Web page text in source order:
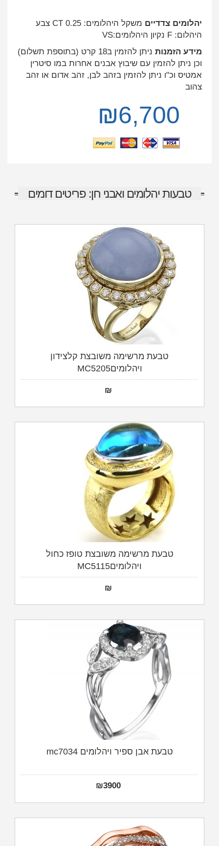
יהלומים צדדיים
משקל היהלומים: 0.25 CT צבע
היהלום: F נקיון היהלומים:VS
מידע הזמנות
ניתן להזמין ב18 קרט (בתוספת תשלום)
וכן ניתן להזמין עם שיבוץ אבנים אחרות במו סיטרין
אמטיס וכ"ו ניתן להזמין בזהב לבן, זהב אדום או זהב
צהוב
₪6,700
טבעות יהלומים ואבני חן: פריטים דומים
טבעת מרשימה משובצת קלצידון
ויהלומיםMC5205
₪
טבעת מרשימה משובצת טופז כחול
ויהלומיםMC5115
₪
טבעת אבן ספיר ויהלומים mc7034
₪3900